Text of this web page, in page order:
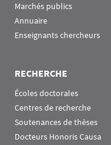
Marchés publics
Annuaire
Enseignants chercheurs
RECHERCHE
Écoles doctorales
Centres de recherche
Soutenances de thèses
Docteurs Honoris Causa